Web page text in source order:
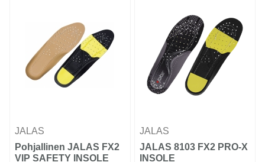
JALAS
Pohjallinen JALAS FX2
VIP SAFETY INSOLE
JALAS
JALAS 8103 FX2 PRO-X
INSOLE